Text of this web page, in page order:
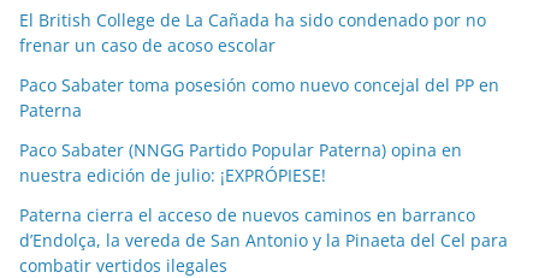
p
o
m
s
s
El British College de La Cañada ha sido condenado por no
frenar un caso de acoso escolar
Paco Sabater toma posesión como nuevo concejal del PP en
Paterna
Paco Sabater (NNGG Partido Popular Paterna) opina en
nuestra edición de julio: ¡EXPRÓPIESE!
Paterna cierra el acceso de nuevos caminos en barranco
d’Endolça, la vereda de San Antonio y la Pinaeta del Cel para
combatir vertidos ilegales